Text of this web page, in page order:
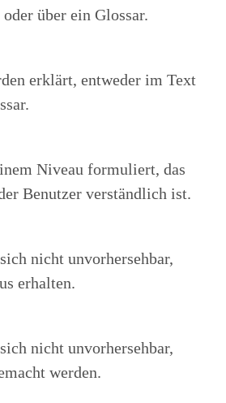
über ein Glossar.
erklärt, entweder im Text
Niveau formuliert, das
Benutzer verständlich ist.
nicht unvorhersehbar,
erhalten.
nicht unvorhersehbar,
werden.